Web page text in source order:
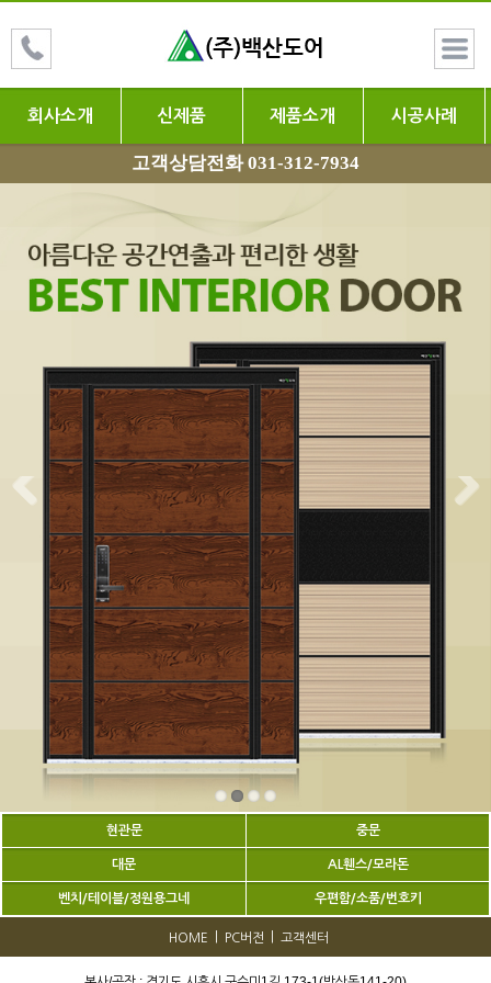
회사소개 신제품 제품소개 시공사례
고객상담전화 031-312-7934
현관문 중문
대문 AL휀스/모라돈
벤치/테이블/정원용그네 우편함/소품/번호키
HOME PC버전 고객센터